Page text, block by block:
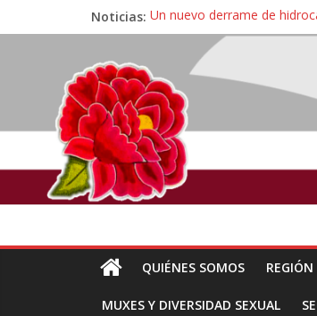
Noticias: Un nuevo derrame de
Ángel, el joven autista
Familiares de periodista
Alertan pescadores de
Pescadores y comuneros
QUIÉNES SOMOS
MUXES Y DIVERSIDAD SEXUAL